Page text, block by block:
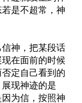
是不超常，神
神，把某段话
在面前的时候
定自己看到的
现神迹的是
为信，按照神